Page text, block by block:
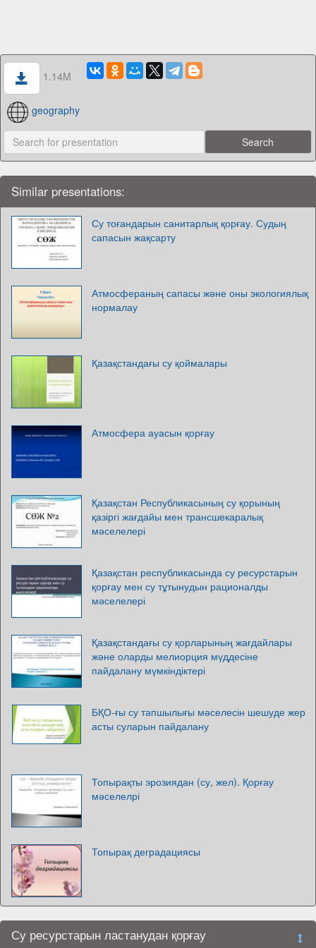
1.14M
geography
Similar presentations:
Су тоғандарын санитарлық қорғау. Судың
сапасын жақсарту
Атмосфераның сапасы және оны экологиялық
нормалау
Қазақстандағы су қоймалары
Атмосфера ауасын қорғау
Қазақстан Республикасының су қорының
қазіргі жағдайы мен трансшекаралық
мәселелері
Қазақстан республикасында су ресурстарын
қорғау мен су тұтынудын рационалды
мәселелері
Қазақстандағы су қорларының жағдайлары
және оларды мелиорция мүддесіне
пайдалану мүмкіндіктері
БҚО-ғы су тапшылығы мәселесін шешуде жер
асты суларын пайдалану
Топырақты эрозиядан (су, жел). Қорғау
мәселелрі
Топырақ деградациясы
Су ресурстарын ластанудан қорғау